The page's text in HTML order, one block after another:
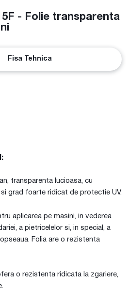
- Folie transparenta
Fisa Tehnica
transparenta lucioasa, cu
grad foarte ridicat de protectie UV.
aplicarea pe masini, in vederea
a pietricelelor si, in special, a
Folia are o rezistenta
o rezistenta ridicata la zgariere,